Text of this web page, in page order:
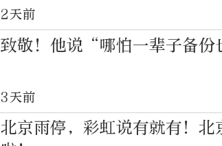
2天前
致敬！他说“哪怕一辈子备份
3天前
北京雨停，彩虹说有就有！北